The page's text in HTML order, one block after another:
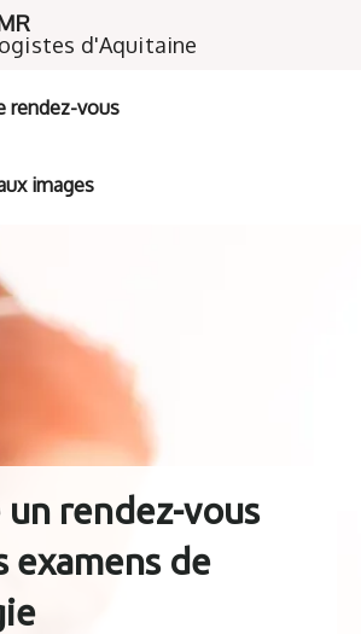
d'Aquitaine
rendez-vous
images
un rendez-vous
examens de